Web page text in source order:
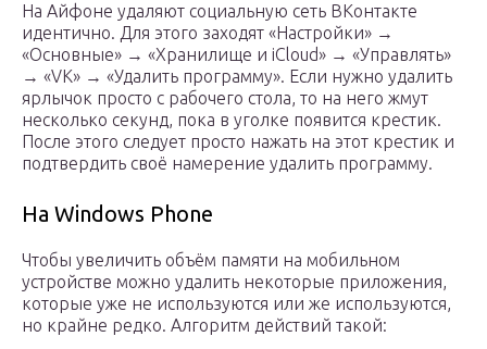
На Айфоне удаляют социальную сеть ВКонтакте
идентично. Для этого заходят «Настройки» →
«Основные» → «Хранилище и iCloud» → «Управлять»
→ «VK» → «Удалить программу». Если нужно удалить
ярлычок просто с рабочего стола, то на него жмут
несколько секунд, пока в уголке появится крестик.
После этого следует просто нажать на этот крестик и
подтвердить своё намерение удалить программу.
На Windows Phone
Чтобы увеличить объём памяти на мобильном
устройстве можно удалить некоторые приложения,
которые уже не используются или же используются,
но крайне редко. Алгоритм действий такой: